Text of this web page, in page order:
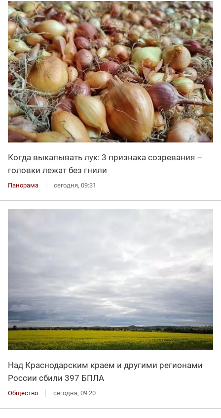
Когда выкапывать лук: 3 признака созревания –
головки лежат без гнили
Панорама сегодня, 09:31
Над Краснодарским краем и другими регионами
России сбили 397 БПЛА
Общество сегодня, 09:20